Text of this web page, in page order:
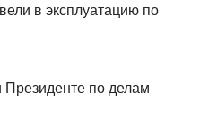
в эксплуатацию по
Президенте по делам